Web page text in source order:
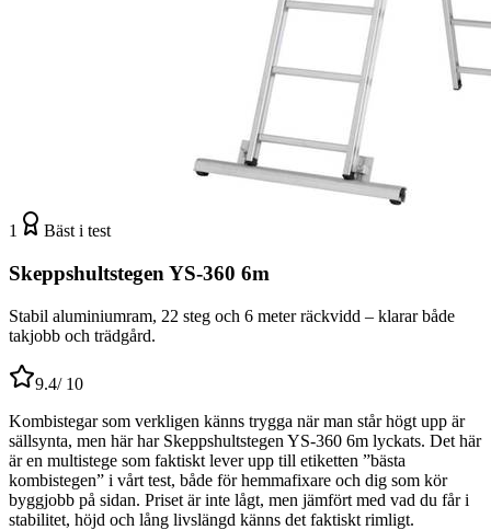
1 Bäst i test
Skeppshultstegen YS-360 6m
Stabil aluminiumram, 22 steg och 6 meter räckvidd – klarar både
takjobb och trädgård.
9.4/ 10
Kombistegar som verkligen känns trygga när man står högt upp är
sällsynta, men här har Skeppshultstegen YS-360 6m lyckats. Det här
är en multistege som faktiskt lever upp till etiketten ”bästa
kombistegen” i vårt test, både för hemmafixare och dig som kör
byggjobb på sidan. Priset är inte lågt, men jämfört med vad du får i
stabilitet, höjd och lång livslängd känns det faktiskt rimligt.